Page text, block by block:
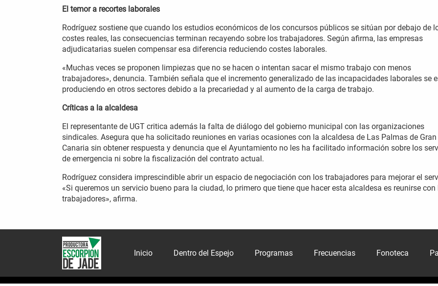
El temor a recortes laborales
Rodríguez sostiene que cuando los estudios económicos de los concursos públicos se sitúan por debajo de
costes reales, las consecuencias terminan recayendo sobre los trabajadores. Según afirma, las empresas
adjudicatarias suelen compensar esa diferencia reduciendo costes laborales.
«Muchas veces se proponen limpiezas que no se hacen o intentan sacar el mismo trabajo con menos
trabajadores», denuncia. También señala que el incremento generalizado de las incapacidades laborales se
produciendo en otros sectores debido a la precariedad y al aumento de la carga de trabajo.
Críticas a la alcaldesa
El representante de UGT critica además la falta de diálogo del gobierno municipal con las organizaciones
sindicales. Asegura que ha solicitado reuniones en varias ocasiones con la alcaldesa de Las Palmas de Gran
Canaria sin obtener respuesta y denuncia que el Ayuntamiento no les ha facilitado información sobre los
de emergencia ni sobre la fiscalización del contrato actual.
Rodríguez considera imprescindible abrir un espacio de negociación con los trabajadores para mejorar el
«Si queremos un servicio bueno para la ciudad, lo primero que tiene que hacer esta alcaldesa es reunirse con
trabajadores», afirma.
Inicio Dentro del Espejo Programas Frecuencias Fonoteca